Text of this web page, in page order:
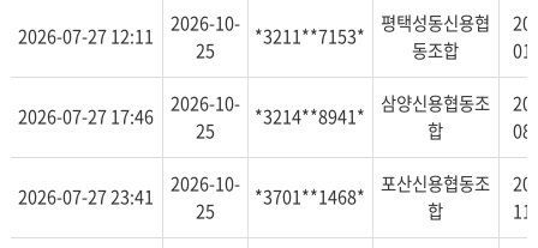
2026-07-27 12:11
2026-10-
25
*3211**7153*
평택성동신용협
동조합
2026-07-27 17:46
2026-10-
25
*3214**8941*
삼양신용협동조
합
2026-07-27 23:41
2026-10-
25
*3701**1468*
포산신용협동조
합